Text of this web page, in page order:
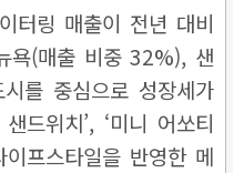
터링 매출이 전년 대비
욕(매출 비중 32%), 샌
를 중심으로 성장세가
드위치’, ‘미니 어쏘티
프스타일을 반영한 메